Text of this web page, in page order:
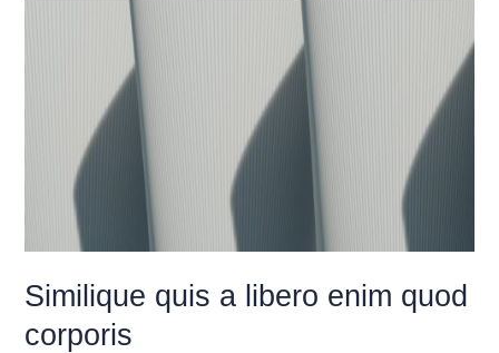
Similique quis a libero enim quod
corporis